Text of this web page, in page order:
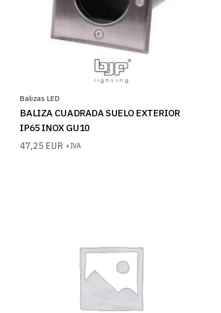
Balizas LED
BALIZA CUADRADA SUELO EXTERIOR
IP65 INOX GU10
47,25 EUR +IVA